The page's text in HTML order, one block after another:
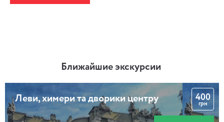
Ближайшие экскурсии
Леви, химери та дворики центру 400
грн